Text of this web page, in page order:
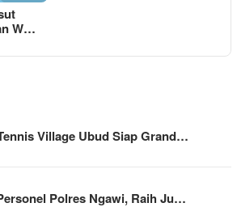
W…
Village Ubud Siap Grand…
Polres Ngawi, Raih Ju…